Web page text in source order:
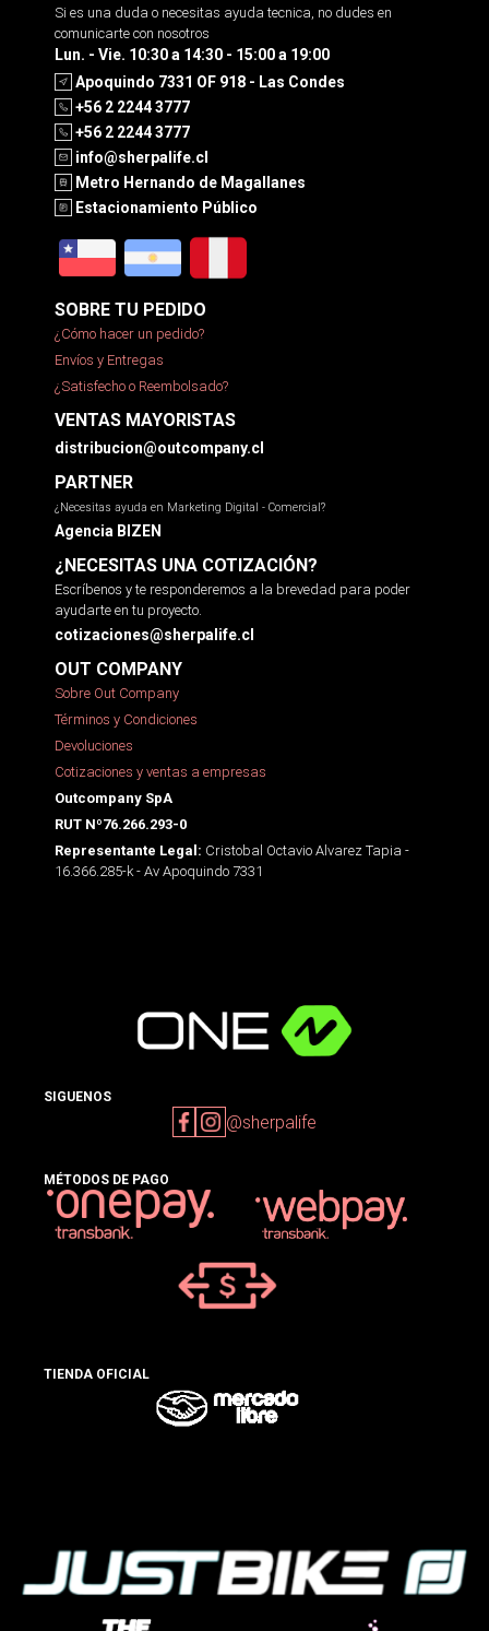
Si es una duda o necesitas ayuda tecnica, no dudes en
comunicarte con nosotros
Lun. - Vie. 10:30 a 14:30 - 15:00 a 19:00
Apoquindo 7331 OF 918 - Las Condes
+56 2 2244 3777
+56 2 2244 3777
info@sherpalife.cl
Metro Hernando de Magallanes
Estacionamiento Público
SOBRE TU PEDIDO
¿Cómo hacer un pedido?
Envíos y Entregas
¿Satisfecho o Reembolsado?
VENTAS MAYORISTAS
distribucion@outcompany.cl
PARTNER
¿Necesitas ayuda en Marketing Digital - Comercial?
Agencia BIZEN
¿NECESITAS UNA COTIZACIÓN?
Escríbenos y te responderemos a la brevedad para poder
ayudarte en tu proyecto.
cotizaciones@sherpalife.cl
OUT COMPANY
Sobre Out Company
Términos y Condiciones
Devoluciones
Cotizaciones y ventas a empresas
Outcompany SpA
RUT Nº76.266.293-0
Representante Legal: Cristobal Octavio Alvarez Tapia -
16.366.285-k - Av Apoquindo 7331
SIGUENOS
@sherpalife
MÉTODOS DE PAGO
TIENDA OFICIAL